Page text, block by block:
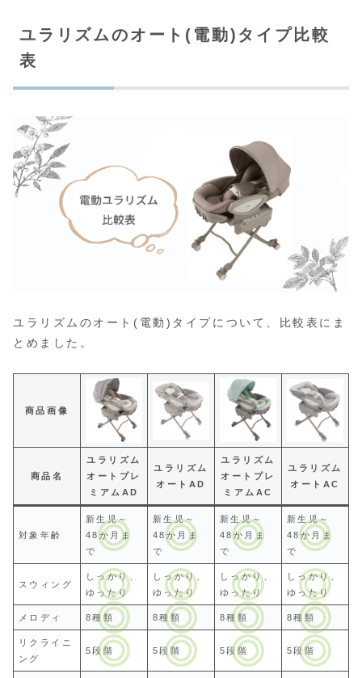
ユラリズムのオート(電動)タイプ比較
表
ユラリズムのオート(電動)タイプについて、比較表にま
とめました。
商品画像
商品名
ユラリズム
オートプレ
ミアムAD
ユラリズム
オートAD
ユラリズム
オートプレ
ミアムAC
ユラリズム
オートAC
対象年齢
新生児～
48か月ま
で
新生児～
48か月ま
で
新生児～
48か月ま
で
新生児～
48か月ま
で
スウィング
しっかり、
ゆったり
しっかり、
ゆったり
しっかり、
ゆったり
しっかり、
ゆったり
メロディ 8種類 8種類 8種類 8種類
リクライニ
ング
5段階 5段階 5段階 5段階